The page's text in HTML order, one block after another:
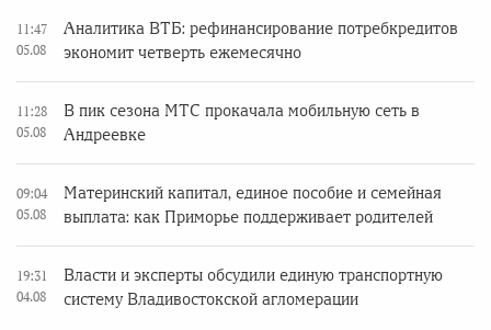
11:47
05.08
Аналитика ВТБ: рефинансирование потребкредитов
экономит четверть ежемесячно
11:28
05.08
В пик сезона МТС прокачала мобильную сеть в
Андреевке
09:04
05.08
Материнский капитал, единое пособие и семейная
выплата: как Приморье поддерживает родителей
19:31
04.08
Власти и эксперты обсудили единую транспортную
систему Владивостокской агломерации